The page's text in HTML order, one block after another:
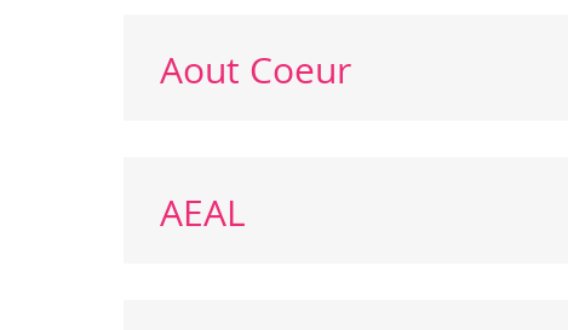
Aout Coeur
AEAL